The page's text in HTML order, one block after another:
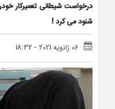
درخواست شیطانی تعمیرکار
شنود می کرد !
06 ژانویه 2021 - 18:32